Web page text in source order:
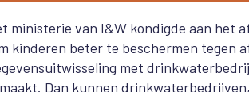
ministerie van I&W kondigde aan het
kinderen beter te beschermen tegen
met
Dan kunnen